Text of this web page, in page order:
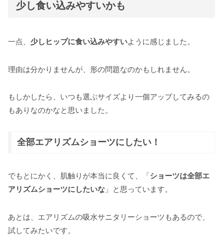
少し食い込みやすいかも
一点、 少しヒップに食い込みやすいように感じました。
理由は分かりませんが、形の問題なのかもしれません。
もしかしたら、いつも選ぶサイズより一個アップしてみるの
もありなのかなと思いました。
全部エアリズムショーツにしたい！
でもとにかく、肌触りが本当に良くて、「ショーツは全部エ
アリズムショーツにしたいな 」と思っています。
あとは、エアリズムの吸水サニタリーショーツもあるので、
試してみたいです。